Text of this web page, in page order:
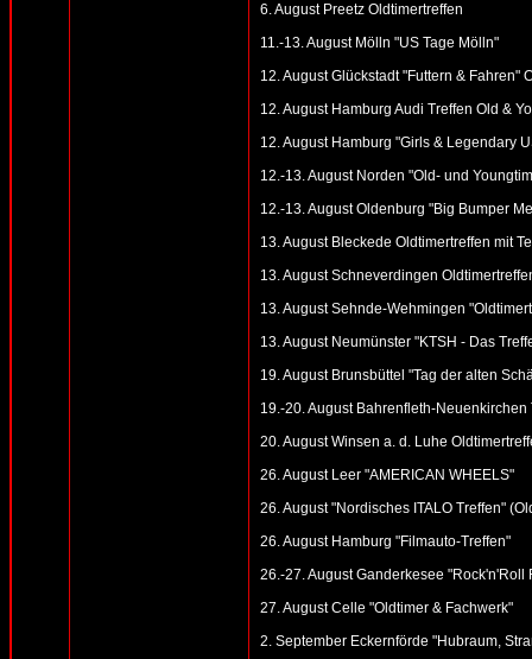
6. August Preetz Oldtimertreffen
11.-13. August Mölln "US Tage Mölln"
12. August Glückstadt "Futtern & Fahren"
12. August Hamburg Audi Treffen Old &
12. August Hamburg "Girls & Legendary
12.-13. August Norden "Old- und
12.-13. August Oldenburg "Big Bumper
13. August Bleckede Oldtimertreffen mit
13. August Schneverdingen
13. August Sehnde-Wehmingen
13. August Neumünster "KTSH - Das
19. August Brunsbüttel "Tag der alten
19.-20. August Bahrenfleth-
20. August Winsen a. d. Luhe
26. August Leer "AMERICAN WHEELS"
26. August "Nordisches ITALO Treffen"
26. August Hamburg "Filmauto-Treffen"
26.-27. August Ganderkesee "Rock'n'Roll
27. August Celle "Oldtimer & Fachwerk"
2. September Eckernförde "Hubraum,